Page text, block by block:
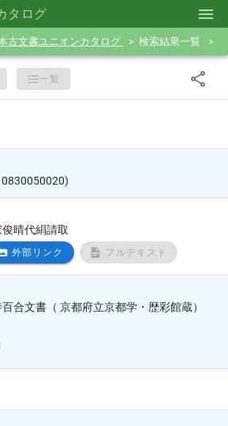
タログ
古文書ユニオンカタログ 検索結果一覧
一覧
晴代絹請取
外部リンク フルテキスト
合文書（ 京都府立京都学・歴彩館蔵）